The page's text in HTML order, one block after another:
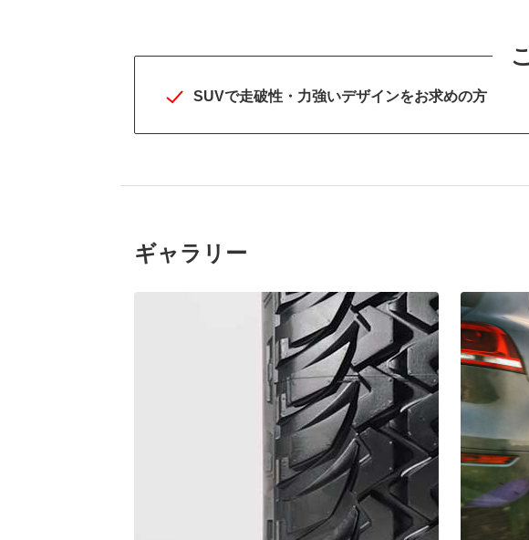
SUVで走破性・力強いデザインをお求めの方
ギャラリー